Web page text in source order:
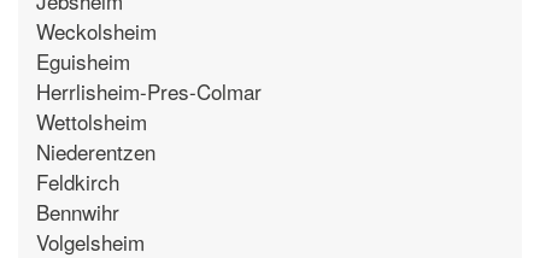
Weckolsheim
Eguisheim
Herrlisheim-Pres-Colmar
Wettolsheim
Niederentzen
Feldkirch
Bennwihr
Volgelsheim